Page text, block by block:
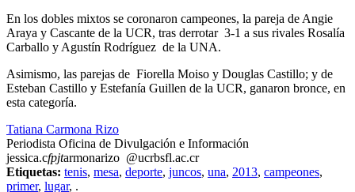
En los dobles mixtos se coronaron campeones, la pareja de Angie
Araya y Cascante de la UCR, tras derrotar 3-1 a sus rivales Rosalía
Carballo y Agustín Rodríguez de la UNA.
Asimismo, las parejas de Fiorella Moiso y Douglas Castillo; y de
Esteban Castillo y Estefanía Guillen de la UCR, ganaron bronce, en
esta categoría.
Tatiana Carmona Rizo
Periodista Oficina de Divulgación e Información
jessica.cfpjtarmonarizo @ucrbsfl.ac.cr
Etiquetas: tenis, mesa, deporte, juncos, una, 2013, campeones,
primer, lugar, .